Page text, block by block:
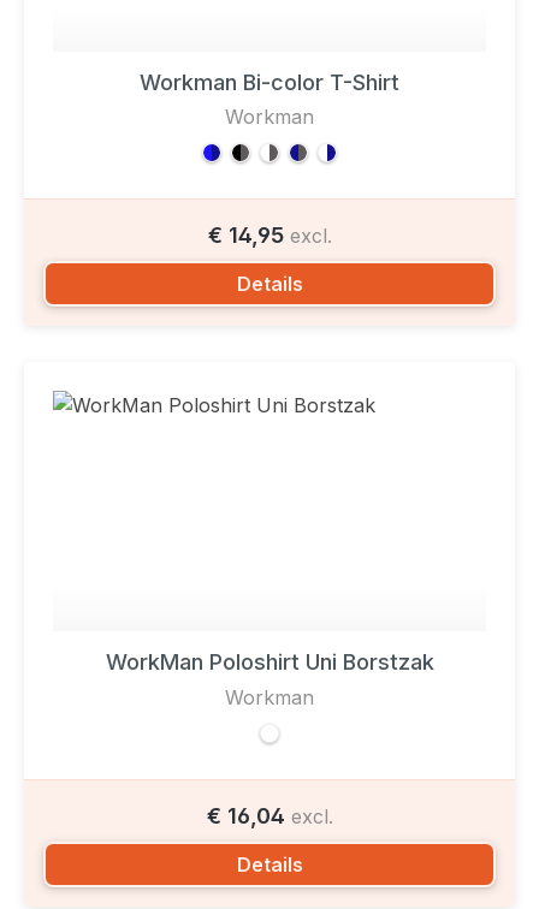
Workman Bi-color T-Shirt
Workman
€ 14,95 excl.
Details
WorkMan Poloshirt Uni Borstzak
Workman
€ 16,04 excl.
Details